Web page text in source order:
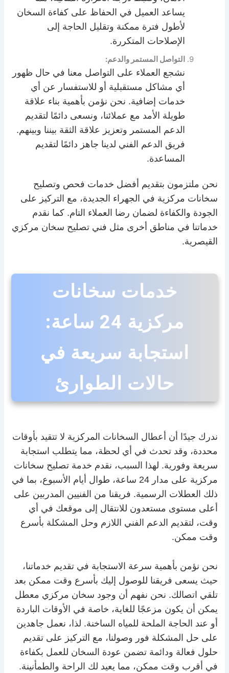
يساعد العميل في الحفاظ على كفاءة السخان
لأطول فترة ممكنة وتقليل الحاجة إلى
الإصلاحات المتكررة.
التواصل المستمر والدعم:
نشجع العملاء على التواصل معنا في حال ظهور
أي مشاكل مستقبلية أو للاستفسار عن أي
خدمات إضافية. نحن نؤمن بأهمية بناء علاقة
طويلة الأمد مع عملائنا، ونسعى دائمًا لتقديم
الدعم المستمر وتعزيز علاقة الثقة بيننا وبينهم.
فريق الدعم الفني لدينا جاهز دائمًا لتقديم
المساعدة.
نحن ملتزمون بتقديم أفضل خدمات فحص وتصليح
سخانات مركزية في الجهراء الجديدة، مع التركيز على
الجودة والكفاءة لضمان رضا العملاء التام. كما نقدم
خدماتنا في مناطق أخرى مثل فني تصليح سخان مركزي
القيصرية.
خدمات سخانات
مركزية 24 ساعة:
استجابة سريعة في
حالات الطوارئ
ندرك جيدًا أن أعطال السخانات المركزية لا تتقيد بأوقات
محددة، وقد تحدث في أي لحظة، مما يتطلب استجابة
سريعة وفورية. لهذا السبب، نقدم خدمة تصليح سخانات
مركزية على مدار 24 ساعة، طوال أيام الأسبوع، بما في
ذلك العطلات الرسمية. فريقنا من الفنيين المدربين على
أعلى مستوى مستعدون للانتقال إلى موقعك في أي
وقت، لتقديم الدعم الفني اللازم وحل المشكلة بأسرع
وقت ممكن.
نحن نؤمن بأهمية سرعة الاستجابة في تقديم خدماتنا،
حيث يسعى فريقنا للوصول إليك بأسرع وقت ممكن بعد
تلقي اتصالك. نحن نفهم أن وجود سخان مركزي معطل
يمكن أن يكون مزعجًا للغاية، خاصة في الأوقات الباردة
أو عند الحاجة الملحة للمياه الساخنة. لذا، نعمل جاهدين
على حل المشكلة فور وصولنا، مع التركيز على تقديم
حلول فعالة ودائمة تضمن عودة السخان للعمل بكفاءة
في أقرب وقت ممكن، مما يعيد لك الراحة والطمأنينة.